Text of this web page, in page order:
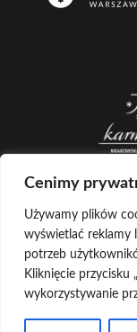
Cenimy
Używamy plików
wyświetlać reklamy
potrzeb
Kliknięcie przycisku
wykorzystywanie